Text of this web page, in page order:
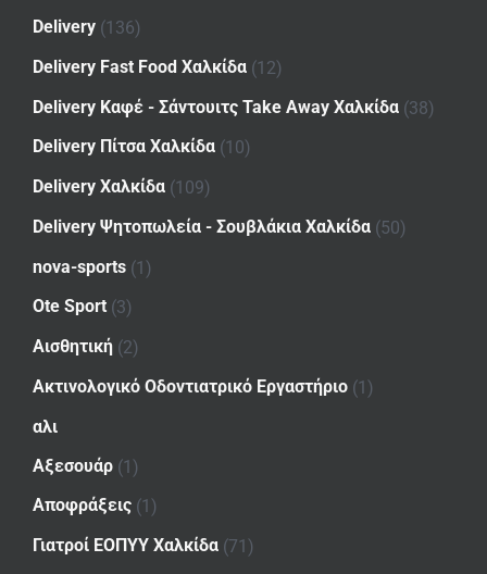
Delivery (136)
Delivery Fast Food Χαλκίδα (12)
Delivery Καφέ - Σάντουιτς Take Away Χαλκίδα (38)
Delivery Πίτσα Χαλκίδα (10)
Delivery Χαλκίδα (109)
Delivery Ψητοπωλεία - Σουβλάκια Χαλκίδα (50)
nova-sports (1)
Ote Sport (3)
Αισθητική (2)
Ακτινολογικό Οδοντιατρικό Εργαστήριο (1)
αλι
Αξεσουάρ (1)
Αποφράξεις (1)
Γιατροί ΕΟΠΥΥ Χαλκίδα (71)